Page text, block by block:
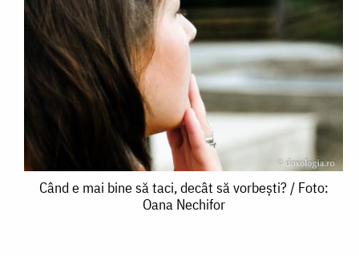
Când
Când e mai bine să taci, decât să vorbești? / Foto:
Oana Nechifor